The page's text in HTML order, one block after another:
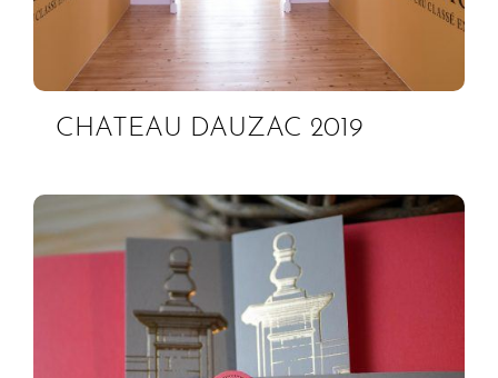
CHATEAU DAUZAC 2019